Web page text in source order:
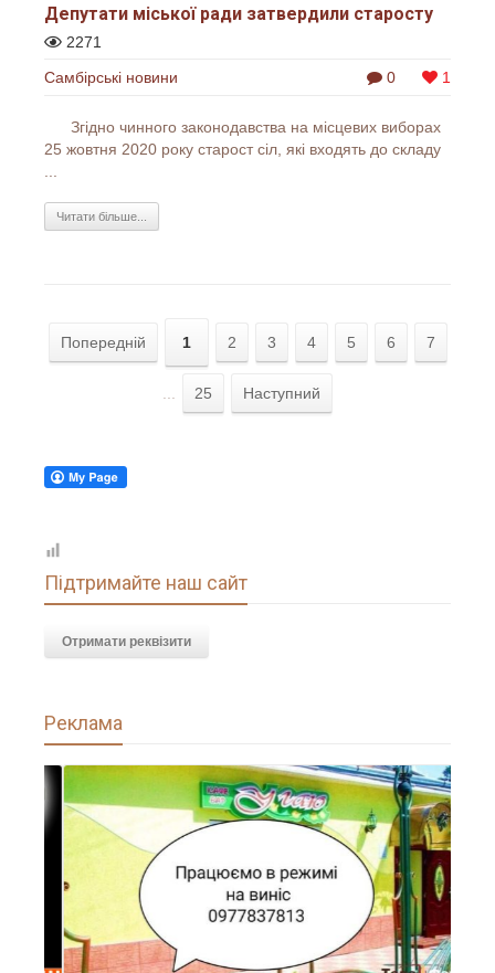
Депутати міської ради затвердили старосту
2271
0
1
Самбірські новини
Згідно чинного законодавства на місцевих виборах
25 жовтня 2020 року старост сіл, які входять до складу
Читати більше...
Попередній 1 2 3 4 5 6 7
25 Наступний
Підтримайте наш сайт
Отримати реквізити
Реклама